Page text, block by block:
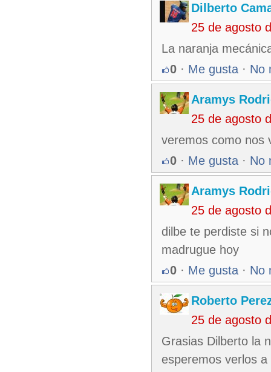
Dilberto
25 de agosto
La naranja
0 · Me gusta · No
Aramys
25 de agosto
veremos como nos
0 · Me gusta · No
Aramys
25 de agosto
dilbe te perdiste si
madrugue hoy
0 · Me gusta · No
Roberto
25 de agosto
Grasias Dilberto la
esperemos verlos